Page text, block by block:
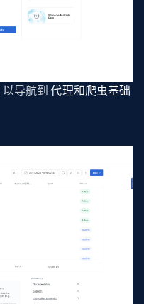
以导航到代理和爬虫基础